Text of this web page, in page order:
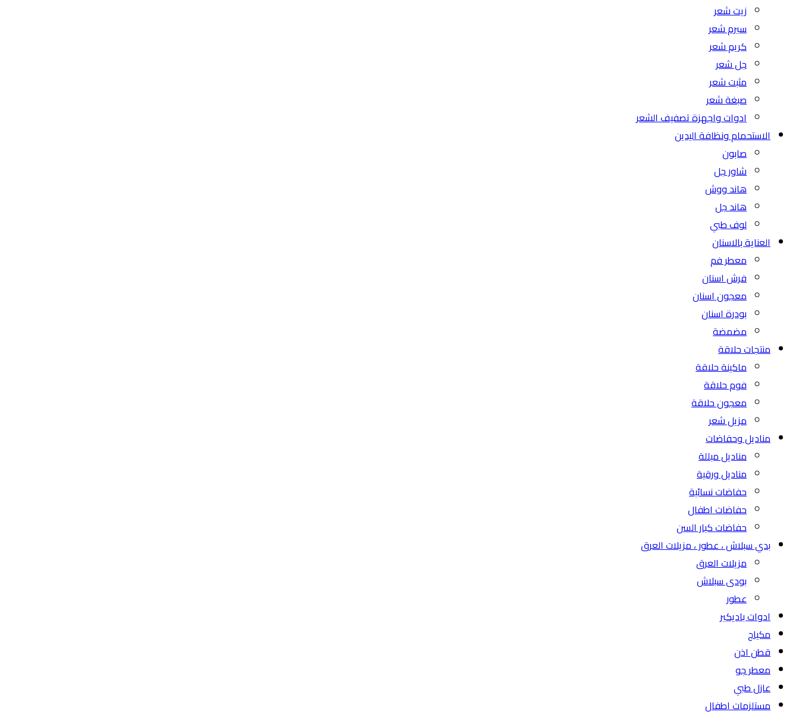
زيت شعر
سيرم شعر
كريم شعر
جل شعر
مثبت شعر
صبغة شعر
ادوات واجهزة تصفيف الشعر
الاستحمام ونظافة اليدين
صابون
شاور جل
هاند ووش
هاند جل
لوف طبي
العناية بالاسنان
معطر فم
فرش اسنان
معجون اسنان
بودرة اسنان
مضمضة
منتجات حلاقة
ماكينة حلاقة
فوم حلاقة
معجون حلاقة
مزيل شعر
مناديل وحفاضات
مناديل مبللة
مناديل ورقية
حفاضات نسائية
حفاضات اطفال
حفاضات كبار السن
بدي سبلاش ، عطور ، مزيلات العرق
مزيلات العرق
بودى سبلاش
عطور
ادوات باديكير
مكياج
قطن اذن
معطر جو
عازل طبي
مستلزمات اطفال